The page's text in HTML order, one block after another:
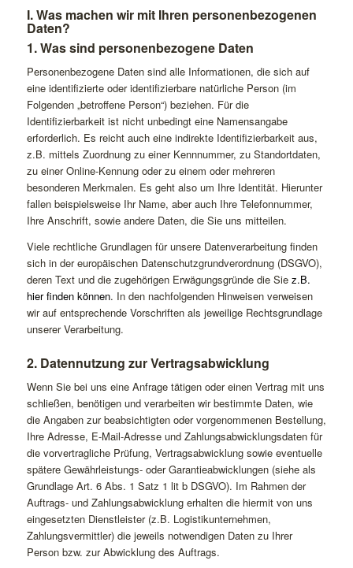
I. Was machen wir mit Ihren personenbezogenen
Daten?
1. Was sind personenbezogene Daten
Personenbezogene Daten sind alle Informationen, die sich auf
eine identifizierte oder identifizierbare natürliche Person (im
Folgenden „betroffene Person“) beziehen. Für die
Identifizierbarkeit ist nicht unbedingt eine Namensangabe
erforderlich. Es reicht auch eine indirekte Identifizierbarkeit aus,
z.B. mittels Zuordnung zu einer Kennnummer, zu Standortdaten,
zu einer Online-Kennung oder zu einem oder mehreren
besonderen Merkmalen. Es geht also um Ihre Identität. Hierunter
fallen beispielsweise Ihr Name, aber auch Ihre Telefonnummer,
Ihre Anschrift, sowie andere Daten, die Sie uns mitteilen.
Viele rechtliche Grundlagen für unsere Datenverarbeitung finden
sich in der europäischen Datenschutzgrundverordnung (DSGVO),
deren Text und die zugehörigen Erwägungsgründe die Sie z.B.
hier finden können. In den nachfolgenden Hinweisen verweisen
wir auf entsprechende Vorschriften als jeweilige Rechtsgrundlage
unserer Verarbeitung.
2. Datennutzung zur Vertragsabwicklung
Wenn Sie bei uns eine Anfrage tätigen oder einen Vertrag mit uns
schließen, benötigen und verarbeiten wir bestimmte Daten, wie
die Angaben zur beabsichtigten oder vorgenommenen Bestellung,
Ihre Adresse, E-Mail-Adresse und Zahlungsabwicklungsdaten für
die vorvertragliche Prüfung, Vertragsabwicklung sowie eventuelle
spätere Gewährleistungs- oder Garantieabwicklungen (siehe als
Grundlage Art. 6 Abs. 1 Satz 1 lit b DSGVO). Im Rahmen der
Auftrags- und Zahlungsabwicklung erhalten die hiermit von uns
eingesetzten Dienstleister (z.B. Logistikunternehmen,
Zahlungsvermittler) die jeweils notwendigen Daten zu Ihrer
Person bzw. zur Abwicklung des Auftrags.